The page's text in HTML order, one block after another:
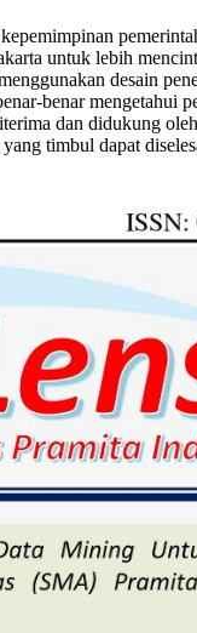
untuk lebih
desain
benar mengetahui
dan didukung
timbul dapat